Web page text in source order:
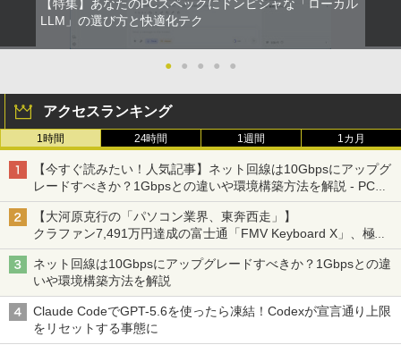
￥11,999
P2421D QHD (2560x1440) 液晶モニター
23.8インチワイド ブラック LEDバックラ
イト付 非光沢 ノングレア 液晶ディスプ
レイ 中古液晶モニター 高画質 昇降・回
￥14,800
3
JAPANNEXT｜ジャパンネクスト モバイ
ル液晶ディスプレイ(10.5型/IPS/FHD+ 19
20×1280/60Hz/50ms)(シルバー) JN-MD-
IPS105FHDPR
￥14,440
陽キャ集団にいる芹沢は、俺の前だと様
子書籍】[ 椿ゆず ]
3
あくまでクジャクの話です。（8） 【電
子書籍】[ 小出もと貴 ]
￥792
4
信じていた仲間達にダンジョン奥地で殺
されかけたがギフト『無限ガチャ』でレ
ベル9999の仲間達を手に入れて元パーテ
ィーメンバーと世界に復讐＆『ざま
ぁ！』します！【電子書籍】
【特集】あなたのPCスペックにドンピシャな「ローカル
LLM」の選び方と快適化テク
● ● ● ● ●
アクセスランキング
1時間 24時間 1週間 1カ月
【今すぐ読みたい！人気記事】ネット回線は10Gbpsにアップグ
レードすべきか？1Gbpsとの違いや環境構築方法を解説 - PC
Watch
【大河原克行の「パソコン業界、東奔西走」】
クラファン7,491万円達成の富士通「FMV Keyboard X」、極限
の静音化を追求
ネット回線は10Gbpsにアップグレードすべきか？1Gbpsとの違
いや環境構築方法を解説
Claude CodeでGPT-5.6を使ったら凍結！Codexが宣言通り上限
をリセットする事態に